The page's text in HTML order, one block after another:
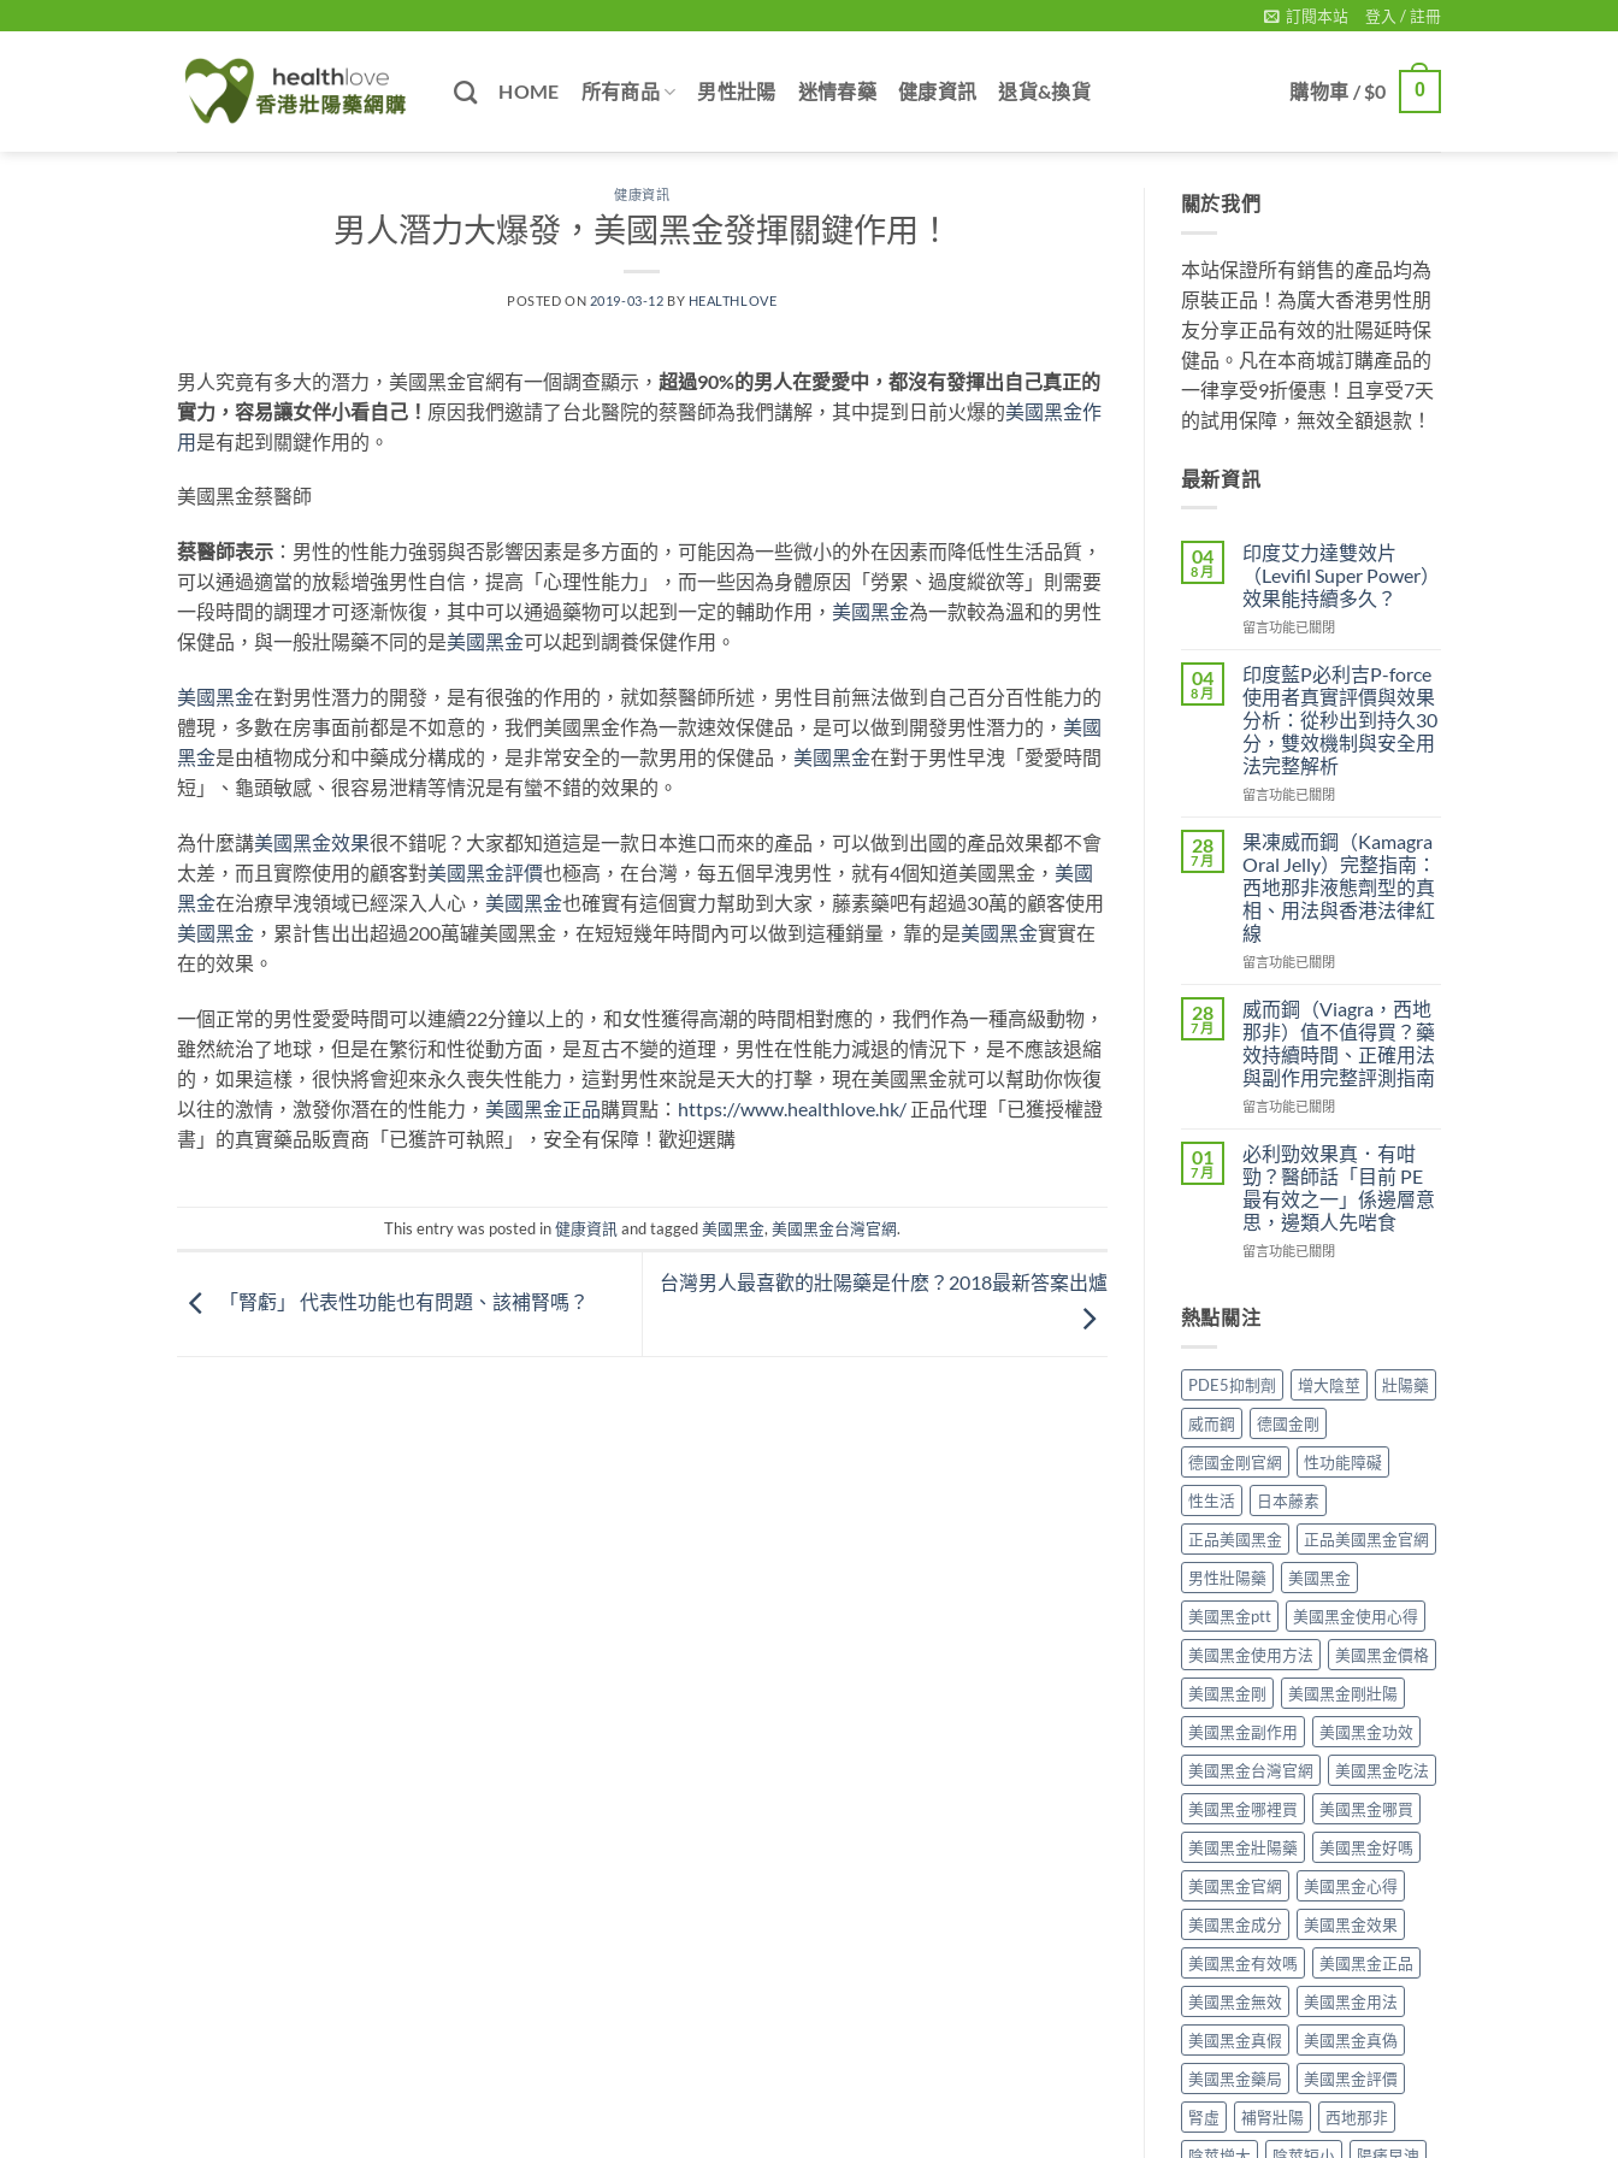
訂閱本站 登入 / 註冊
HOME 所有商品 男性壯陽 迷情春藥 健康資訊 退貨&換貨 購物車 /$0 0
健康資訊
男人潛力大爆發，美國黑金發揮關鍵作用！
POSTED ON 2019-03-12 BY HEALTHLOVE
男人究竟有多大的潛力，美國黑金官網有一個調查顯示， 超過90%的男人在愛愛中，都沒有發揮出自己真正的
實力，容易讓女伴小看自己！ 原因我們邀請了台北醫院的蔡醫師為我們講解，其中提到日前火爆的美國黑金作
用是有起到關鍵作用的。
美國黑金蔡醫師
蔡醫師表示 ：男性的性能力強弱與否影響因素是多方面的，可能因為一些微小的外在因素而降低性生活品質，
可以通過適當的放鬆增強男性自信，提高「心理性能力」，而一些因為身體原因「勞累、過度縱欲等」則需要
一段時間的調理才可逐漸恢復，其中可以通過藥物可以起到一定的輔助作用， 美國黑金為一款較為溫和的男性
保健品，與一般壯陽藥不同的是美國黑金可以起到調養保健作用。
美國黑金在對男性潛力的開發，是有很強的作用的，就如蔡醫師所述，男性目前無法做到自己百分百性能力的
體現，多數在房事面前都是不如意的，我們美國黑金作為一款速效保健品，是可以做到開發男性潛力的， 美國
黑金是由植物成分和中藥成分構成的，是非常安全的一款男用的保健品， 美國黑金在對于男性早洩「愛愛時間
短」、龜頭敏感、很容易泄精等情況是有蠻不錯的效果的。
為什麼講美國黑金效果很不錯呢？大家都知道這是一款日本進口而來的產品，可以做到出國的產品效果都不會
太差，而且實際使用的顧客對美國黑金評價也極高，在台灣，每五個早洩男性，就有4個知道美國黑金， 美國
黑金在治療早洩領域已經深入人心， 美國黑金也確實有這個實力幫助到大家，藤素藥吧有超過30萬的顧客使用
美國黑金 ，累計售出出超過200萬罐美國黑金，在短短幾年時間內可以做到這種銷量，靠的是美國黑金實實在
在的效果。
一個正常的男性愛愛時間可以連續22分鐘以上的，和女性獲得高潮的時間相對應的，我們作為一種高級動物，
雖然統治了地球，但是在繁衍和性從動方面，是亙古不變的道理，男性在性能力減退的情況下，是不應該退縮
的，如果這樣，很快將會迎來永久喪失性能力，這對男性來說是天大的打擊，現在美國黑金就可以幫助你恢復
以往的激情，激發你潛在的性能力， 美國黑金正品購買點： https://www.healthlove.hk/ 正品代理「已獲授權證
書」的真實藥品販賣商「已獲許可執照」，安全有保障！歡迎選購
This entry was posted in健康資訊 and tagged美國黑金, 美國黑金台灣官網.
「腎虧」 代表性功能也有問題、該補腎嗎？
台灣男人最喜歡的壯陽藥是什麽？2018最新答案出爐
關於我們
本站保證所有銷售的產品均為
原裝正品！為廣大香港男性朋
友分享正品有效的壯陽延時保
健品。凡在本商城訂購產品的
一律享受9折優惠！且享受7天
的試用保障，無效全額退款！
最新資訊
04
8 月
印度艾力達雙效片
（Levifil Super Power）
效果能持續多久？
在
度
艾
力
達
雙
效
片
Super
Power）
效
果
能
持
續
中
留言功能已關閉
04
8 月
印度藍P必利吉P-force
使用者真實評價與效果
分析：從秒出到持久30
分，雙效機制與安全用
法完整解析
在
度
藍
P
必
利
吉
P-
用
者
真
實
評
與
效
果
分
析：
從
到
持
30
分，
雙
機
制
與
安
全
用
法
完
整
解
析〉
中
留言功能已關閉
28
7 月
果凍威而鋼（Kamagra
Oral Jelly）完整指南：
西地那非液態劑型的真
相、用法與香港法律紅
線
在
凍
威
而
鋼
（Kamagra
Oral
完
整
指
南：
西
地
液
態
型
的
真
相、
用
法
與
香
港
法
律
紅
線〉
中
留言功能已關閉
28
7 月
威而鋼（Viagra，西地
那非）值不值得買？藥
效持續時間、正確用法
與副作用完整評測指南
在
而
鋼
（Viagra，
西
地
那
不
值
買？
藥
效
持
續
時
間、
正
確
用
法
與
副
作
用
完
整
評
測
指
南〉
中
留言功能已關閉
01
7 月
必利勁效果真．有咁
勁？醫師話「目前 PE
最有效之一」係邊層意
思，邊類人先啱食
在
勁
效
真．
有
咁
勁？
醫
師
「目
前
PE
最
有
效
之
一」
係
邊
層
意
思，
邊
類
人
先
啱
食〉
中
留言功能已關閉
熱點關注
PDE5抑制劑 增大陰莖
壯陽藥
威而鋼
德國金剛
德國金剛官網
性功能障礙
性生活
日本藤素
正品美國黑金
正品美國黑金官網
男性壯陽藥
美國黑金
美國黑金ptt
美國黑金使用心得
美國黑金使用方法
美國黑金價格
美國黑金剛
美國黑金剛壯陽
美國黑金副作用
美國黑金功效
美國黑金台灣官網
美國黑金吃法
美國黑金哪裡買
美國黑金哪買
美國黑金壯陽藥
美國黑金好嗎
美國黑金官網
美國黑金心得
美國黑金成分
美國黑金效果
美國黑金有效嗎
美國黑金正品
美國黑金無效
美國黑金用法
美國黑金真假
美國黑金真偽
美國黑金藥局
美國黑金評價
腎虛
補腎壯陽
西地那非